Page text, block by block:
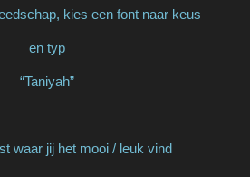
kies een font naar keus
en typ
“Taniyah”
waar jij het mooi / leuk vind